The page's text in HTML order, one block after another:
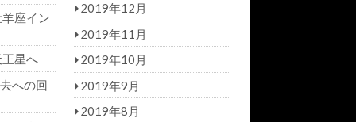
座イン
星へ
への回
2019年12月
2019年11月
2019年10月
2019年9月
2019年8月